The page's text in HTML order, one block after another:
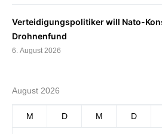
Verteidigungspolitiker will Nato-
Drohnenfund
6. August 2026
August 2026
M D M D